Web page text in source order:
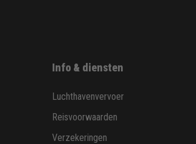
Info & diensten
Luchthavenvervoer
Reisvoorwaarden
Verzekeringen